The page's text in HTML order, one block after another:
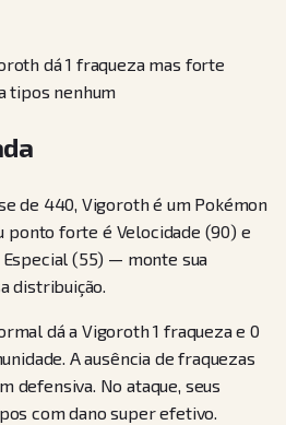
dá 1 fraqueza mas forte
tipos nenhum
de 440, Vigoroth é um Pokémon
ponto forte é Velocidade (90) e
(55) — monte sua
distribuição.
dá a Vigoroth 1 fraqueza e 0
A ausência de fraquezas
defensiva. No ataque, seus
com dano super efetivo.